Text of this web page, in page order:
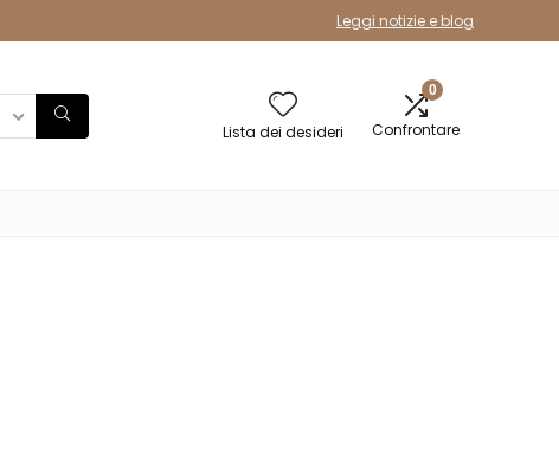
Leggi notizie e blog
Lista dei desideri
0
Confrontare